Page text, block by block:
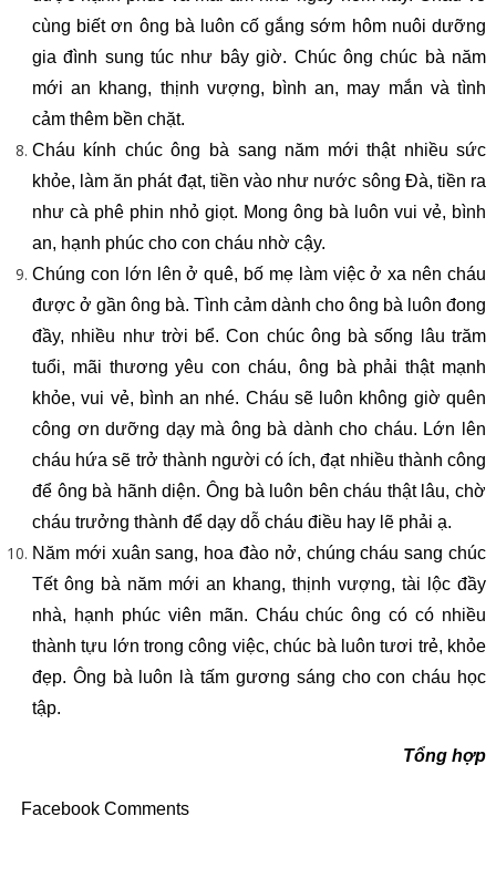
cùng biết ơn ông bà luôn cố gắng sớm hôm nuôi dưỡng
gia đình sung túc như bây giờ. Chúc ông chúc bà năm
mới an khang, thịnh vượng, bình an, may mắn và tình
cảm thêm bền chặt.
Cháu kính chúc ông bà sang năm mới thật nhiều sức
khỏe, làm ăn phát đạt, tiền vào như nước sông Đà, tiền ra
như cà phê phin nhỏ giọt. Mong ông bà luôn vui vẻ, bình
an, hạnh phúc cho con cháu nhờ cậy.
Chúng con lớn lên ở quê, bố mẹ làm việc ở xa nên cháu
được ở gần ông bà. Tình cảm dành cho ông bà luôn đong
đầy, nhiều như trời bể. Con chúc ông bà sống lâu trăm
tuổi, mãi thương yêu con cháu, ông bà phải thật mạnh
khỏe, vui vẻ, bình an nhé. Cháu sẽ luôn không giờ quên
công ơn dưỡng dạy mà ông bà dành cho cháu. Lớn lên
cháu hứa sẽ trở thành người có ích, đạt nhiều thành công
để ông bà hãnh diện. Ông bà luôn bên cháu thật lâu, chờ
cháu trưởng thành để dạy dỗ cháu điều hay lẽ phải ạ.
Năm mới xuân sang, hoa đào nở, chúng cháu sang chúc
Tết ông bà năm mới an khang, thịnh vượng, tài lộc đầy
nhà, hạnh phúc viên mãn. Cháu chúc ông có có nhiều
thành tựu lớn trong công việc, chúc bà luôn tươi trẻ, khỏe
đẹp. Ông bà luôn là tấm gương sáng cho con cháu học
tập.
Tổng hợp
Facebook Comments